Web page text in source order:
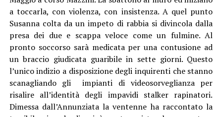
a toccarla, con violenza, con insistenza. A quel punto
Susanna colta da un impeto di rabbia si divincola dalla
presa dei due e scappa veloce come un fulmine. Al
pronto soccorso sarà medicata per una contusione ad
un braccio giudicata guaribile in sette giorni. Questo
l’unico indizio a disposizione degli inquirenti che stanno
scanagliando gli impianti di videosorveglianza per
risalire all’identità degli impavidi stalker rapinatori.
Dimessa dall’Annunziata la ventenne ha raccontato la